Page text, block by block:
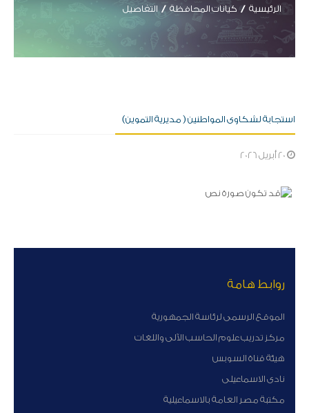
الرئيسية كيانات المحافظة التفاصيل
استجابة لشكاوى المواطنين ( مديرية التموين)
روابط هامة
الموقع الرسمى لرئاسة الجمهورية
مركز تدريب علوم الحاسب الآلى واللغات
هيئة قناة السوبس
نادى الاسماعيلى
مكتبة مصر العامة بالاسماعيلية